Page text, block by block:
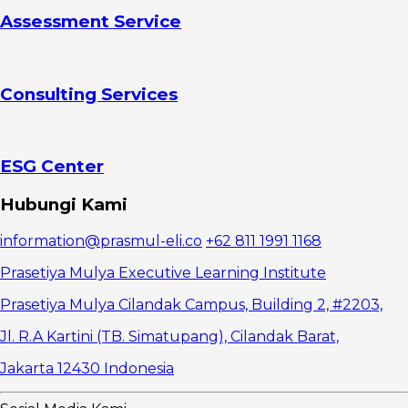
Pembuatan
Risiko
1. Tinjau
Pendapatan
dan Kondisi
Keuangan
Perusahaan
2.
Tentukan
Biaya
Tetap
Tentukan
Variabel
Assessment Service
Consulting Services
ESG Center
Hubungi Kami
information@prasmul-eli.co +62 811 1991 1168
Prasetiya Mulya Executive Learning Institute
Prasetiya Mulya Cilandak Campus, Building 2, #2203,
Jl. R.A Kartini (TB. Simatupang), Cilandak Barat,
Jakarta 12430 Indonesia